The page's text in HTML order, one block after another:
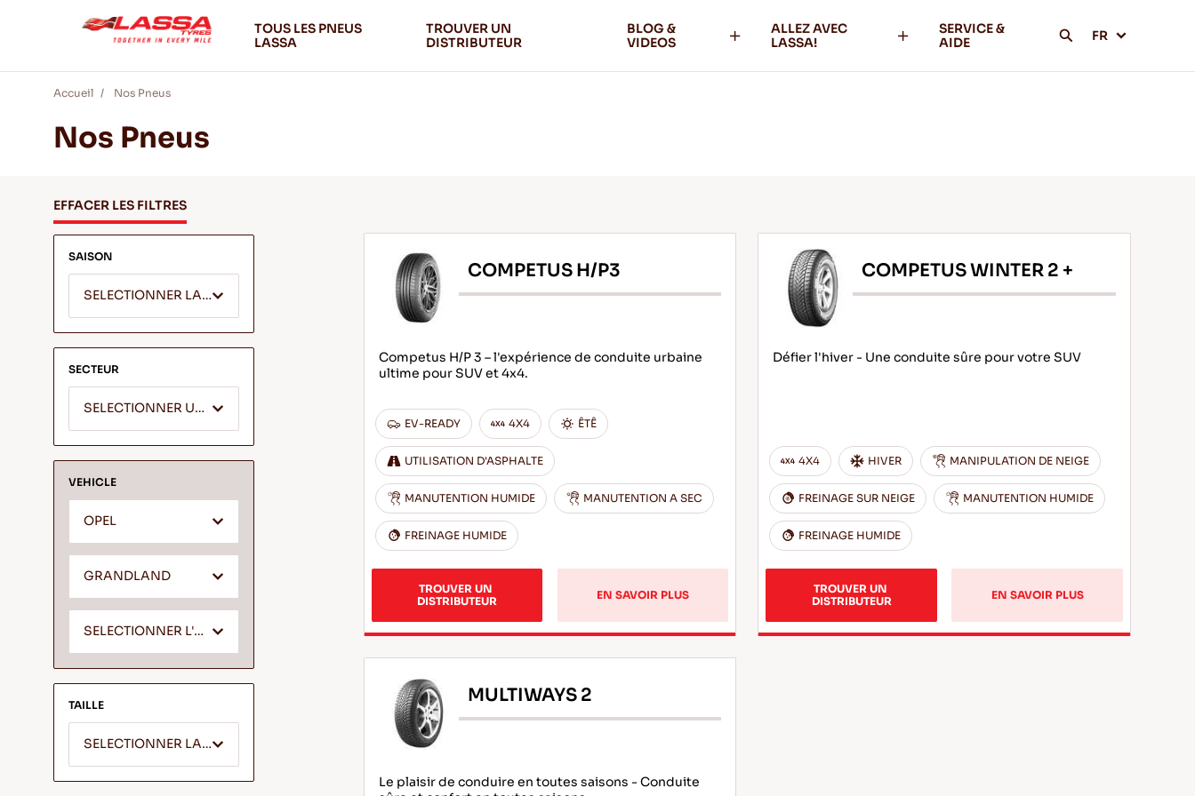
TOUS LES PNEUS
LASSA
TROUVER UN
DISTRIBUTEUR
BLOG &
VIDEOS
ALLEZ AVEC
LASSA!
SERVICE &
AIDE
FR
Accueil Nos Pneus
Nos Pneus
EFFACER LES FILTRES
SAISON
SELECTIONNER LA SAISON
SECTEUR
SELECTIONNER UN SEGMENT
VEHICLE
OPEL
GRANDLAND
SELECTIONNER L'ANNEE
TAILLE
SELECTIONNER LA LARGEUR
COMPETUS H/P3
Competus H/P 3 – l'expérience de conduite urbaine
ultime pour SUV et 4x4.
EV-READY 4X4 ÊTÊ
UTILISATION D'ASPHALTE
MANUTENTION HUMIDE MANUTENTION A SEC
FREINAGE HUMIDE
TROUVER UN
DISTRIBUTEUR
EN SAVOIR PLUS
COMPETUS WINTER 2 +
Défier l'hiver - Une conduite sûre pour votre SUV
4X4 HIVER MANIPULATION DE NEIGE
FREINAGE SUR NEIGE MANUTENTION HUMIDE
FREINAGE HUMIDE
TROUVER UN
DISTRIBUTEUR
EN SAVOIR PLUS
MULTIWAYS 2
Le plaisir de conduire en toutes saisons - Conduite